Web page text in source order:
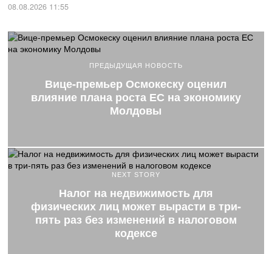
08.08.2026 11:55
ПРЕДЫДУЩАЯ НОВОСТЬ
Вице-премьер Осмокеску оценил
влияние плана роста ЕС на экономику
Молдовы
NEXT STORY
Налог на недвижимость для
физических лиц может вырасти в три-
пять раз без изменений в налоговом
кодексе